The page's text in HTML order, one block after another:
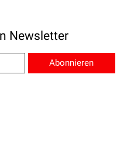
Newsletter
Abonnieren